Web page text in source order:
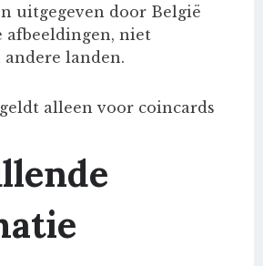
uitgegeven door België
afbeeldingen, niet
landen.
alleen voor coincards